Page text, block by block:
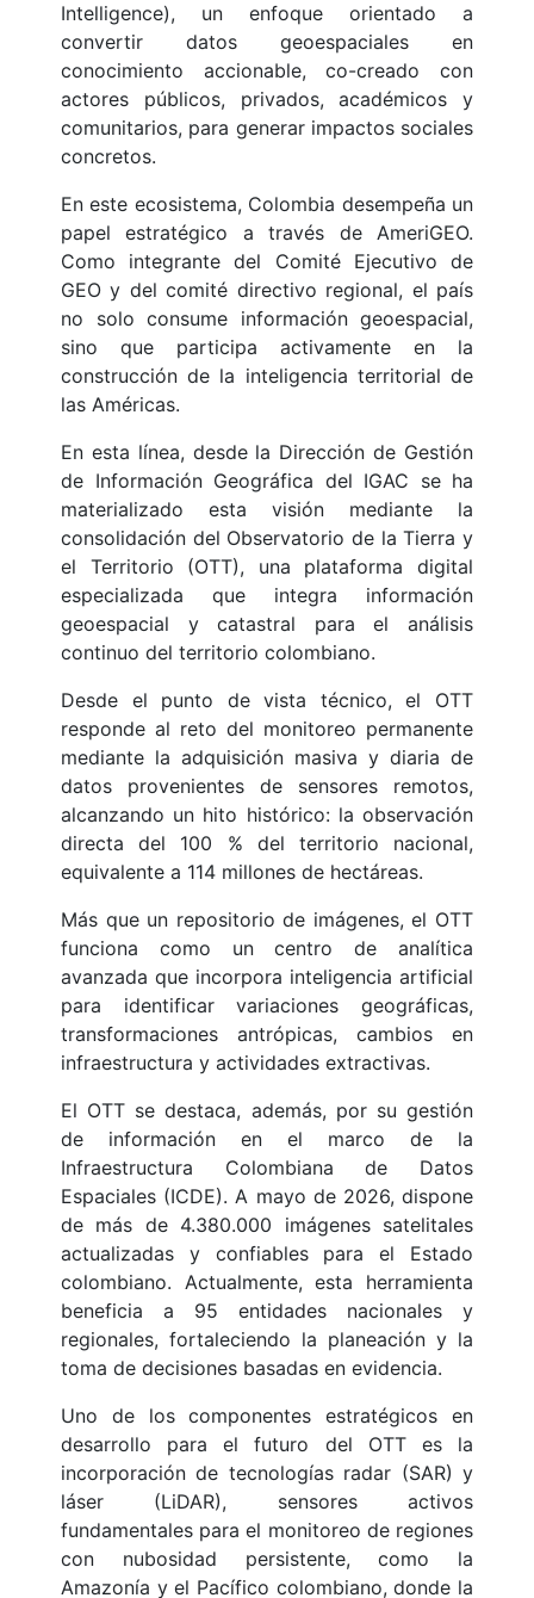
Intelligence), un enfoque orientado a
convertir datos geoespaciales en
conocimiento accionable, co-creado con
actores públicos, privados, académicos y
comunitarios, para generar impactos sociales
concretos.
En este ecosistema, Colombia desempeña un
papel estratégico a través de AmeriGEO.
Como integrante del Comité Ejecutivo de
GEO y del comité directivo regional, el país
no solo consume información geoespacial,
sino que participa activamente en la
construcción de la inteligencia territorial de
las Américas.
En esta línea, desde la Dirección de Gestión
de Información Geográfica del IGAC se ha
materializado esta visión mediante la
consolidación del Observatorio de la Tierra y
el Territorio (OTT), una plataforma digital
especializada que integra información
geoespacial y catastral para el análisis
continuo del territorio colombiano.
Desde el punto de vista técnico, el OTT
responde al reto del monitoreo permanente
mediante la adquisición masiva y diaria de
datos provenientes de sensores remotos,
alcanzando un hito histórico: la observación
directa del 100 % del territorio nacional,
equivalente a 114 millones de hectáreas.
Más que un repositorio de imágenes, el OTT
funciona como un centro de analítica
avanzada que incorpora inteligencia artificial
para identificar variaciones geográficas,
transformaciones antrópicas, cambios en
infraestructura y actividades extractivas.
El OTT se destaca, además, por su gestión
de información en el marco de la
Infraestructura Colombiana de Datos
Espaciales (ICDE). A mayo de 2026, dispone
de más de 4.380.000 imágenes satelitales
actualizadas y confiables para el Estado
colombiano. Actualmente, esta herramienta
beneficia a 95 entidades nacionales y
regionales, fortaleciendo la planeación y la
toma de decisiones basadas en evidencia.
Uno de los componentes estratégicos en
desarrollo para el futuro del OTT es la
incorporación de tecnologías radar (SAR) y
láser (LiDAR), sensores activos
fundamentales para el monitoreo de regiones
con nubosidad persistente, como la
Amazonía y el Pacífico colombiano, donde la